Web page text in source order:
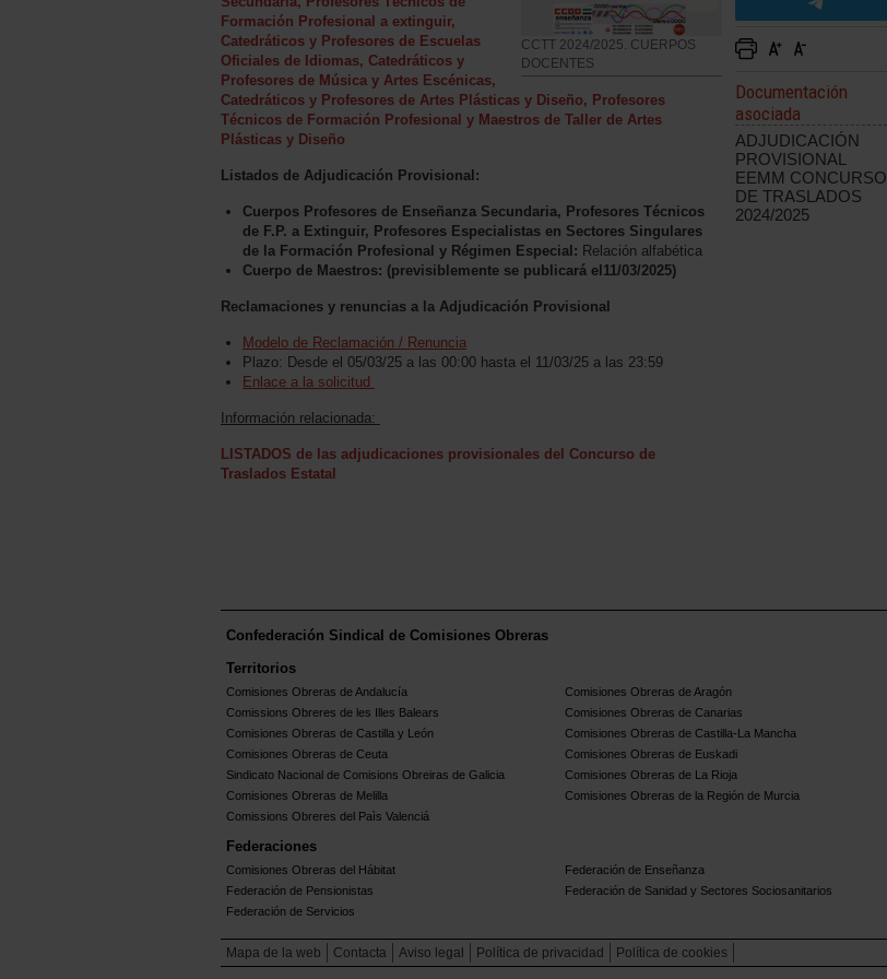
CCTT 2024/2025. CUERPOS
DOCENTES
Formación Profesional a extinguir,
Catedráticos y Profesores de Escuelas
Oficiales de Idiomas, Catedráticos y
Profesores de Música y Artes Escénicas,
Catedráticos y Profesores de Artes Plásticas y Diseño, Profesores
Técnicos de Formación Profesional y Maestros de Taller de Artes
Plásticas y Diseño
Listados de Adjudicación Provisional:
Cuerpos Profesores de Enseñanza Secundaria, Profesores Técnicos
de F.P. a Extinguir, Profesores Especialistas en Sectores Singulares
de la Formación Profesional y Régimen Especial: Relación alfabética
Cuerpo de Maestros: (previsiblemente se publicará el11/03/2025)
Reclamaciones y renuncias a la Adjudicación Provisional
Modelo de Reclamación / Renuncia
Plazo: Desde el 05/03/25 a las 00:00 hasta el 11/03/25 a las 23:59
Enlace a la solicitud
Información relacionada:
LISTADOS de las adjudicaciones provisionales del Concurso de
Traslados Estatal
Documentación
asociada
ADJUDICACIÓN
PROVISIONAL
EEMM CONCURSO
DE TRASLADOS
2024/2025
Confederación Sindical de Comisiones Obreras
Territorios
Comisiones Obreras de Andalucía Comisiones Obreras de Aragón
Comissions Obreres de les Illes Balears
Comisiones Obreras de Canarias
Comisiones Obreras de Castilla y León
Comisiones Obreras de Castilla-La Mancha
Comisiones Obreras de Ceuta
Comisiones Obreras de Euskadi
Sindicato Nacional de Comisions Obreiras de Galicia
Comisiones Obreras de La Rioja
Comisiones Obreras de Melilla
Comisiones Obreras de la Región de Murcia
Comissions Obreres del Paìs Valenciá
Federaciones
Comisiones Obreras del Hábitat Federación de Enseñanza
Federación de Pensionistas
Federación de Sanidad y Sectores Sociosanitarios
Federación de Servicios
Mapa de la web Contacta Aviso legal Política de privacidad Política de cookies